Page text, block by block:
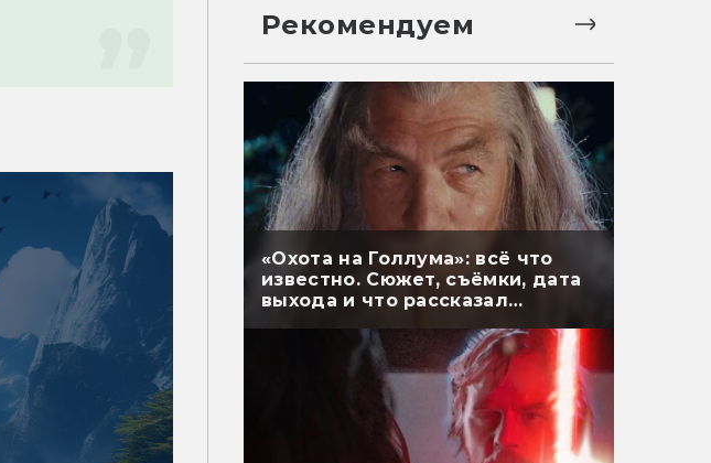
Рекомендуем
«Охота на Голлума»: всё что
известно. Сюжет, съёмки, дата
выхода и что рассказал